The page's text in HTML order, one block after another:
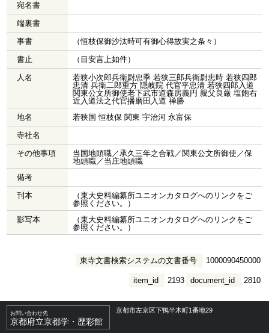
宛名書
端裏書
事書
（恒枝保御沙汰時可有御心得故実之条々）
書止
（目安言上如件）
人名
若狭小次郎兵衛尉忠季 若狭三郎兵衛尉忠時 若狭四郎
忠清 兵衛二郎重方 隠岐院 代官平忠清 若狭四郎入道
関東公文所御使老下武市道森房義円 親父良厳 塩飽右
近入道法之代官播磨田入道 禅勝
地名
若狭国 恒枝保 関東 宇治河 永富保
寺社名
その他事項
当国地頭職／承久三年之合戦／関東公文所御使／保
地頭職／当庄地頭職
備考
刊本
（東大史料編纂所ユニオンカタログへのリンクをご
参照ください。）
影写本
（東大史料編纂所ユニオンカタログへのリンクをご
参照ください。）
東寺文書検索システムの文書番号 1000090450000
document_id 2810
item_id 2193
お問い合わせ先
京都府立京都学・歴彩館
京都市左京区下鴨半木町1番地29